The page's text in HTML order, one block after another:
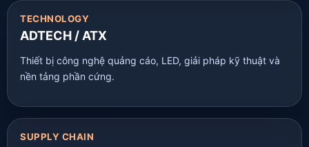
TECHNOLOGY
ADTECH / ATX
Thiết bị công nghệ quảng cáo, LED, giải pháp kỹ thuật và
nền tảng phần cứng.
SUPPLY CHAIN